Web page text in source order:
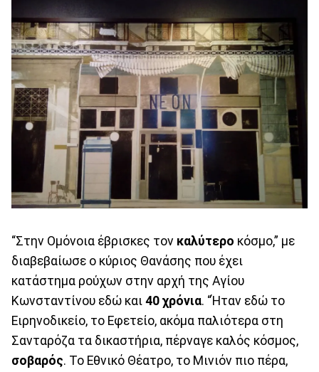
“Στην Ομόνοια έβρισκες τον καλύτερο κόσμο,” με
διαβεβαίωσε ο κύριος Θανάσης που έχει
κατάστημα ρούχων στην αρχή της Αγίου
Κωνσταντίνου εδώ και 40 χρόνια. “Ήταν εδώ το
Ειρηνοδικείο, το Εφετείο, ακόμα παλιότερα στη
Σανταρόζα τα δικαστήρια, πέρναγε καλός κόσμος,
σοβαρός. Το Εθνικό Θέατρο, το Μινιόν πιο πέρα,